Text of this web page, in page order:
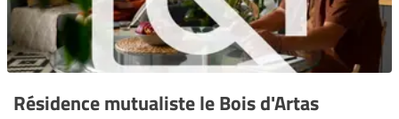
Résidence mutualiste le Bois d'Artas